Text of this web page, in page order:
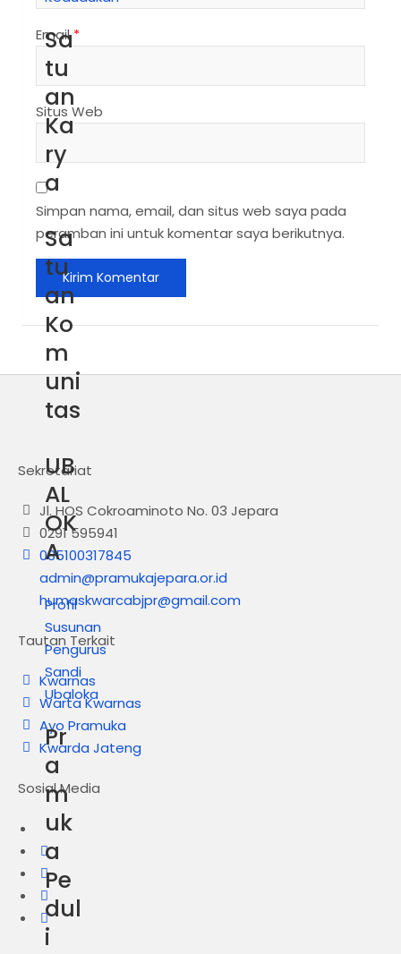
Sa
tu
an
Ka
ry
a
Sa
tu
an
Ko
m
uni
tas
UB
AL
OK
A
Profil
Susunan
Pengurus
Sandi
Ubaloka
Pr
a
m
uk
a
Pe
dul
i
Email*
Situs Web
Simpan nama, email, dan situs web saya pada
peramban ini untuk komentar saya berikutnya.
Sekretariat
Jl. HOS Cokroaminoto No. 03 Jepara
0291 595941
085100317845
admin@pramukajepara.or.id
humaskwarcabjpr@gmail.com
Tautan Terkait
Kwarnas
Warta Kwarnas
Ayo Pramuka
Kwarda Jateng
Sosial Media